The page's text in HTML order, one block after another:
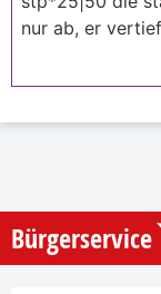
nur ab, er
Bürgerservice